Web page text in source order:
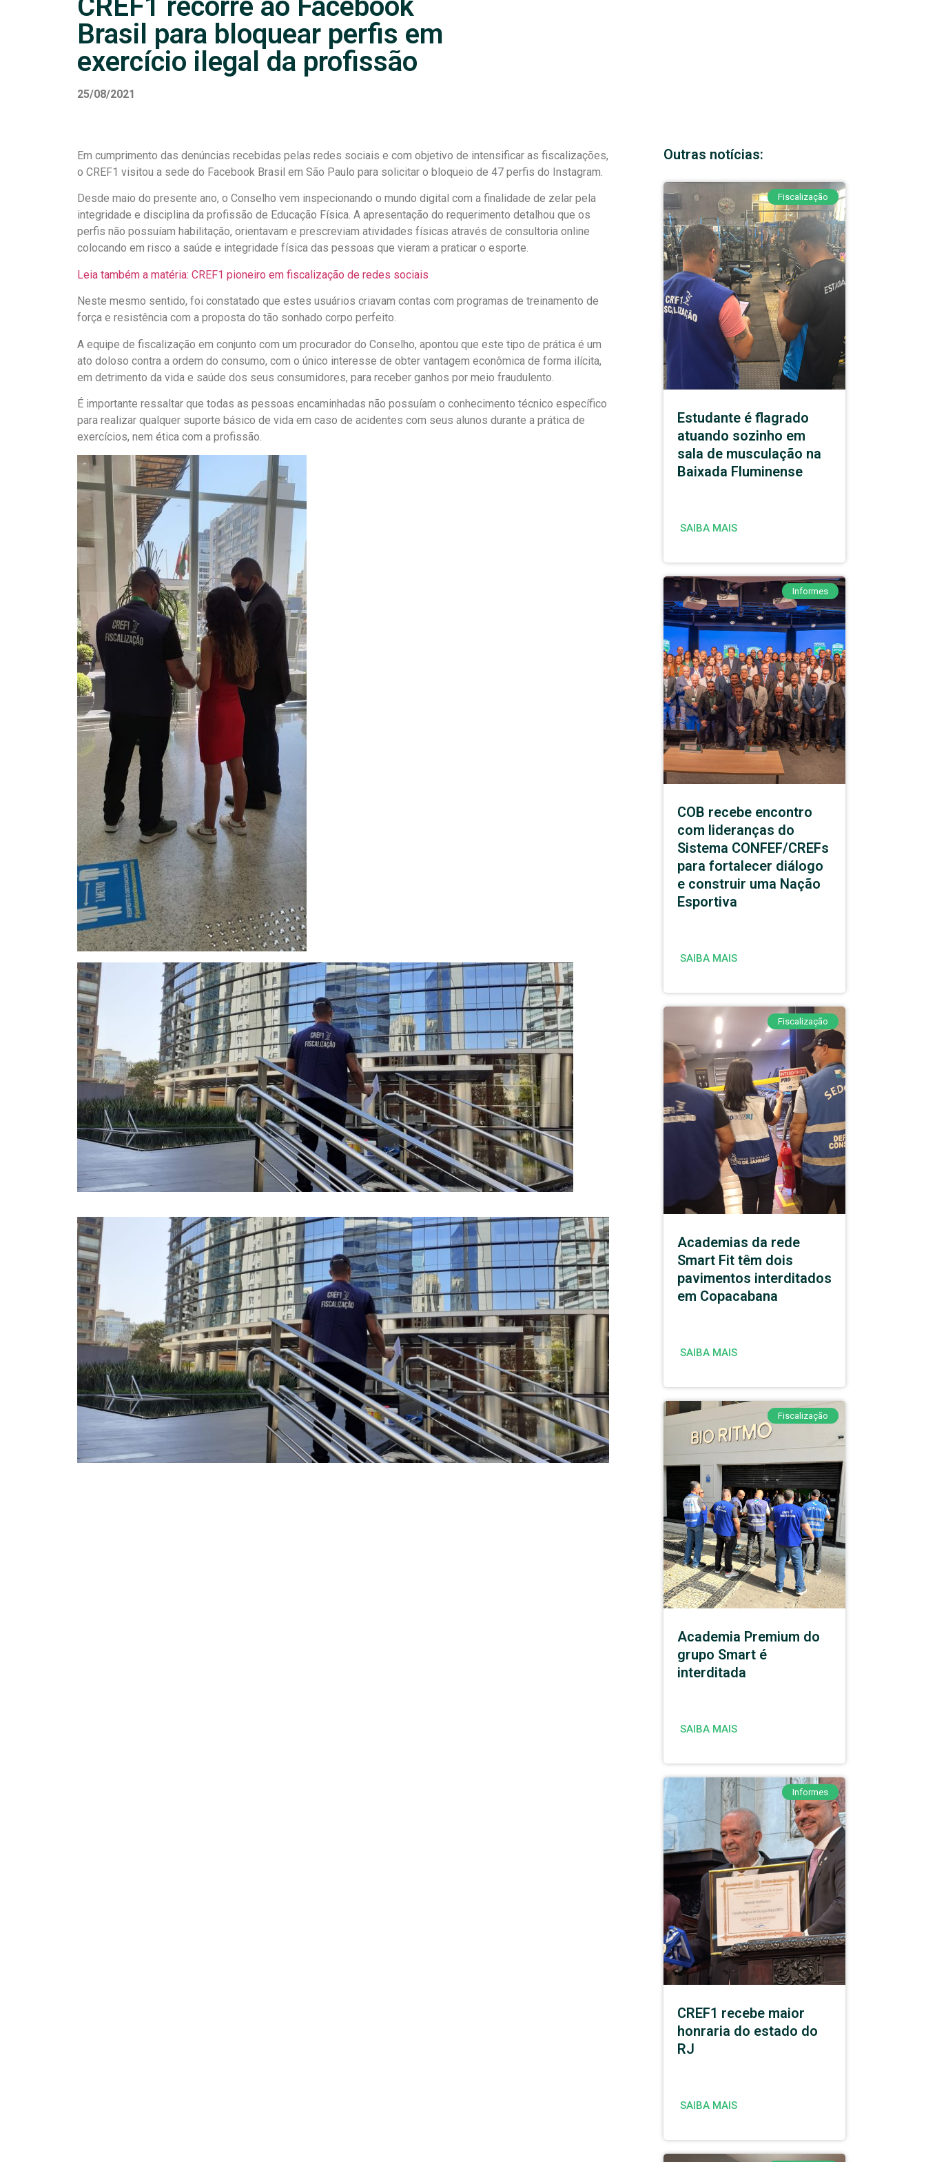
CREF1 recorre ao Facebook
Brasil para bloquear perfis em
exercício ilegal da profissão
25/08/2021
Em cumprimento das denúncias recebidas pelas redes sociais e com objetivo de intensificar as fiscalizações,
o CREF1 visitou a sede do Facebook Brasil em São Paulo para solicitar o bloqueio de 47 perfis do Instagram.
Desde maio do presente ano, o Conselho vem inspecionando o mundo digital com a finalidade de zelar pela
integridade e disciplina da profissão de Educação Física. A apresentação do requerimento detalhou que os
perfis não possuíam habilitação, orientavam e prescreviam atividades físicas através de consultoria online
colocando em risco a saúde e integridade física das pessoas que vieram a praticar o esporte.
Leia também a matéria: CREF1 pioneiro em fiscalização de redes sociais
Neste mesmo sentido, foi constatado que estes usuários criavam contas com programas de treinamento de
força e resistência com a proposta do tão sonhado corpo perfeito.
A equipe de fiscalização em conjunto com um procurador do Conselho, apontou que este tipo de prática é um
ato doloso contra a ordem do consumo, com o único interesse de obter vantagem econômica de forma ilícita,
em detrimento da vida e saúde dos seus consumidores, para receber ganhos por meio fraudulento.
É importante ressaltar que todas as pessoas encaminhadas não possuíam o conhecimento técnico específico
para realizar qualquer suporte básico de vida em caso de acidentes com seus alunos durante a prática de
exercícios, nem ética com a profissão.
Outras notícias:
Fiscalização
Estudante é flagrado
atuando sozinho em
sala de musculação na
Baixada Fluminense
SAIBA MAIS
Informes
COB recebe encontro
com lideranças do
Sistema CONFEF/CREFs
para fortalecer diálogo
e construir uma Nação
Esportiva
SAIBA MAIS
Fiscalização
Academias da rede
Smart Fit têm dois
pavimentos interditados
em Copacabana
SAIBA MAIS
Fiscalização
Academia Premium do
grupo Smart é
interditada
SAIBA MAIS
Informes
CREF1 recebe maior
honraria do estado do
RJ
SAIBA MAIS